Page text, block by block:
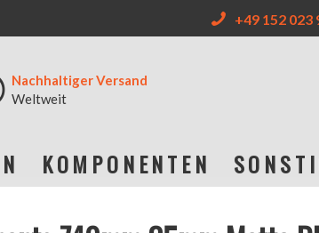
+49 152 023
Nachhaltiger Versand
Weltweit
KOMPONENTEN